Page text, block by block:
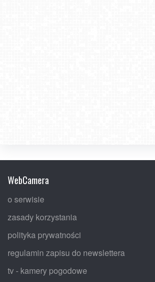
WebCamera
o serwisie
zasady korzystania
polityka prywatności
regulamin zapisu do newslettera
tv - kamery pogodowe